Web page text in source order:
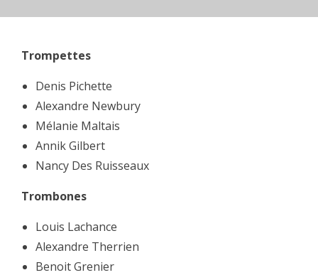
Trompettes
Denis Pichette
Alexandre Newbury
Mélanie Maltais
Annik Gilbert
Nancy Des Ruisseaux
Trombones
Louis Lachance
Alexandre Therrien
Benoit Grenier